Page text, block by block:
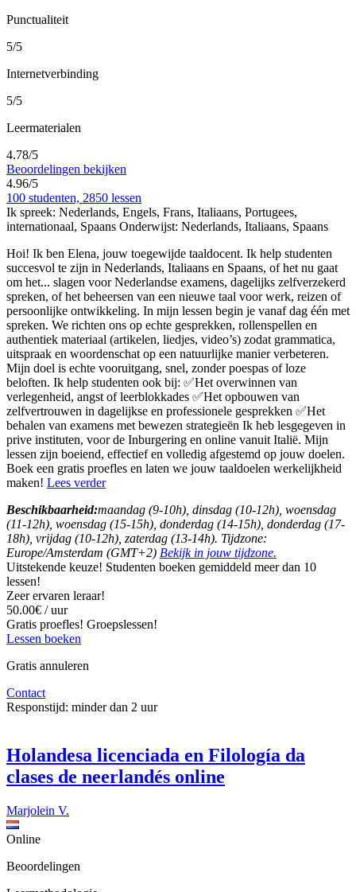
Punctualiteit
5/5
Internetverbinding
5/5
Leermaterialen
4.78/5
Beoordelingen bekijken
4.96/5
100 studenten, 2850 lessen
Ik spreek: Nederlands, Engels, Frans, Italiaans, Portugees,
internationaal, Spaans Onderwijst: Nederlands, Italiaans, Spaans
Hoi! Ik ben Elena, jouw toegewijde taaldocent. Ik help studenten
succesvol te zijn in Nederlands, Italiaans en Spaans, of het nu gaat
om het... slagen voor Nederlandse examens, dagelijks zelfverzekerd
spreken, of het beheersen van een nieuwe taal voor werk, reizen of
persoonlijke ontwikkeling. In mijn lessen begin je vanaf dag één met
spreken. We richten ons op echte gesprekken, rollenspellen en
authentiek materiaal (artikelen, liedjes, video’s) zodat grammatica,
uitspraak en woordenschat op een natuurlijke manier verbeteren.
Mijn doel is echte vooruitgang, snel, zonder poespas of loze
beloften. Ik help studenten ook bij: ✅Het overwinnen van
verlegenheid, angst of leerblokkades ✅Het opbouwen van
zelfvertrouwen in dagelijkse en professionele gesprekken ✅Het
behalen van examens met bewezen strategieën Ik heb lesgegeven in
prive instituten, voor de Inburgering en online vanuit Italië. Mijn
lessen zijn boeiend, effectief en volledig afgestemd op jouw doelen.
Boek een gratis proefles en laten we jouw taaldoelen werkelijkheid
maken! Lees verder
Beschikbaarheid:maandag (9-10h), dinsdag (10-12h), woensdag
(11-12h), woensdag (15-15h), donderdag (14-15h), donderdag (17-
18h), vrijdag (10-12h), zaterdag (13-14h). Tijdzone:
Europe/Amsterdam (GMT+2) Bekijk in jouw tijdzone.
Uitstekende keuze! Studenten boeken gemiddeld meer dan 10
lessen!
Zeer ervaren leraar!
50.00€ / uur
Gratis proefles! Groepslessen!
Lessen boeken
Gratis annuleren
Contact
Responstijd: minder dan 2 uur
Holandesa licenciada en Filología da
clases de neerlandés online
Marjolein V.
Online
Beoordelingen